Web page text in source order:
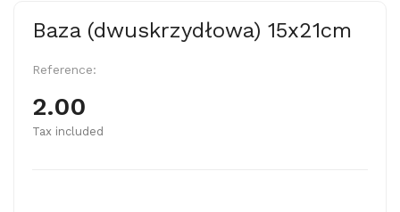
Baza (dwuskrzydłowa) 15x21cm
Reference:
2.00
Tax included